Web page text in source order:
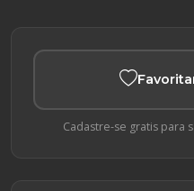
Cadastre-se gratis para